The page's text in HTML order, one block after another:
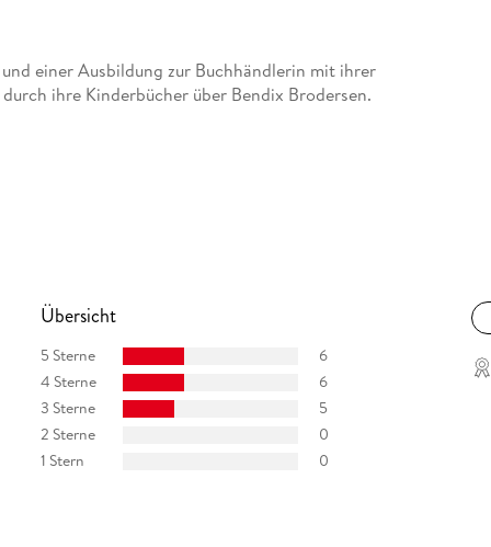
einer Ausbildung zur Buchhändlerin mit ihrer
ihre Kinderbücher über Bendix Brodersen.
Übersicht
5 Sterne
6
4 Sterne
6
3 Sterne
5
2 Sterne
0
1 Stern
0